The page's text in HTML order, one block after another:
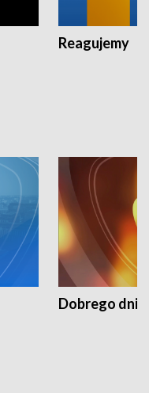
Reagujemy
Dobrego dnia